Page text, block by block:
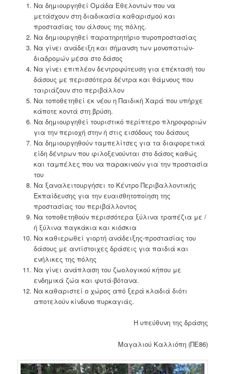
Να δημιουργηθεί Ομάδα Εθελοντών που να
μετάσχουν στη διαδικασία καθαρισμού και
προστασίας του άλσους της πόλης.
Να δημιουργηθεί παρατηρητήριο πυροπροστασίας
Να γίνει ανάδειξη και σήμανση των μονοπατιών-
διαδρομών μέσα στο δάσος
Να γίνει επιπλέον δεντροφύτευση για επέκτασή του
δάσους με περισσότερα δέντρα και θάμνους που
ταιριάζουν στο περιβάλλον
Να τοποθετηθεί εκ νέου η Παιδική Χαρά που υπήρχε
κάποτε κοντά στη βρύση.
Να δημιουργηθεί τουριστικό περίπτερο πληροφοριών
για την περιοχή στην ή στις εισόδους του δάσους
Να δημιουργηθούν ταμπελίτσες για τα διαφορετικά
είδη δέντρων που φιλοξενούνται στο δάσος καθώς
και ταμπέλες που να παρακινούν για την προστασία
του
Να ξαναλειτουργήσει το Κέντρο Περιβαλλοντικής
Εκπαίδευσης για την ευαισθητοποίηση της
προστασίας του περιβάλλοντος
Να τοποθετηθούν περισσότερα ξύλινα τραπέζια με /
ή ξύλινα παγκάκια και κιόσκια
Να καθιερωθεί γιορτή ανάδειξης-προστασίας του
δάσους με αντίστοιχες δράσεις για παιδιά και
ενήλικες της πόλης
Να γίνει ανάπλαση του ζωολογικού κήπου με
ενδημικά ζώα και φυτά-βότανα.
Να καθαριστεί ο χώρος από ξερά κλαδιά διότι
αποτελούν κίνδυνο πυρκαγιάς.
Η υπεύθυνη της δράσης
Μαγαλιού Καλλιόπη (ΠΕ86)